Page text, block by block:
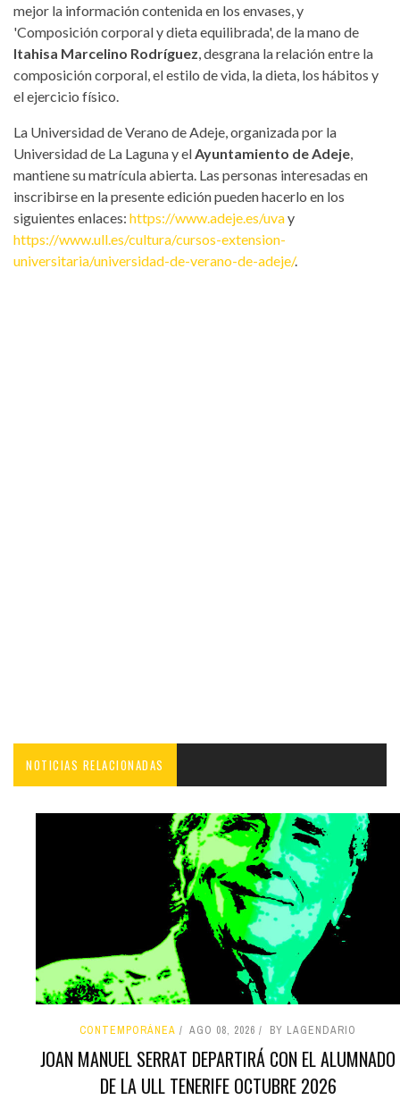
mejor la información contenida en los envases, y
'Composición corporal y dieta equilibrada', de la mano de
Itahisa Marcelino Rodríguez , desgrana la relación entre la
composición corporal, el estilo de vida, la dieta, los hábitos y
el ejercicio físico.
La Universidad de Verano de Adeje, organizada por la
Universidad de La Laguna y el Ayuntamiento de Adeje
mantiene su matrícula abierta. Las personas interesadas en
inscribirse en la presente edición pueden hacerlo en los
siguientes enlaces: https://www.adeje.es/uvay
https://www.ull.es/cultura/cursos-extension-
universitaria/universidad-de-verano-de-adeje/.
NOTICIAS RELACIONADAS
CONTEMPORÁNEA AGO 08, 2026 BY LAGENDARIO
JOAN MANUEL SERRAT DEPARTIRÁ CON EL ALUMNADO
DE LA ULL TENERIFE OCTUBRE 2026